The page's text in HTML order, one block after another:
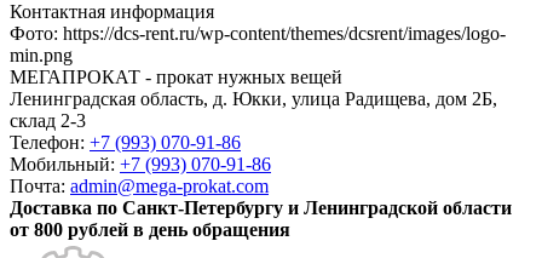
Контактная информация
Фото: https://dcs-rent.ru/wp-content/themes/dcsrent/images/logo-
min.png
МЕГАПРОКАТ - прокат нужных вещей
Ленинградская область, д. Юкки, улица Радищева, дом 2Б,
склад 2-3
Телефон: +7 (993) 070-91-86
Мобильный: +7 (993) 070-91-86
Почта: admin@mega-prokat.com
Доставка по Санкт-Петербургу и Ленинградской области
от 800 рублей в день обращения